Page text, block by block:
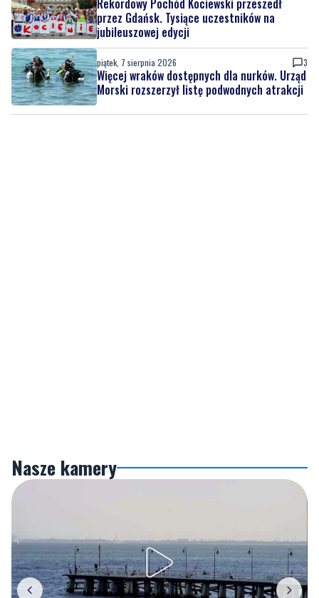
Rekordowy Pochód Kociewski przeszedł
przez Gdańsk. Tysiące uczestników na
jubileuszowej edycji
piątek, 7 sierpnia 2026 3
Więcej wraków dostępnych dla nurków. Urząd
Morski rozszerzył listę podwodnych atrakcji
Nasze kamery